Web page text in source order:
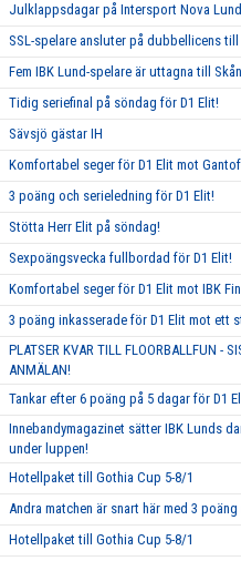
Julklappsdagar på Intersport Nova
SSL-spelare ansluter på dubbellicens till
Fem IBK Lund-spelare är uttagna till
Tidig seriefinal på söndag för D1 Elit!
Sävsjö gästar IH
Komfortabel seger för D1 Elit mot
3 poäng och serieledning för D1 Elit!
Stötta Herr Elit på söndag!
Sexpoängsvecka fullbordad för D1 Elit!
Komfortabel seger för D1 Elit mot IBK
3 poäng inkasserade för D1 Elit mot ett
PLATSER KVAR TILL FLOORBALLFUN -
ANMÄLAN!
Tankar efter 6 poäng på 5 dagar för D1
Innebandymagazinet sätter IBK Lunds
under luppen!
Hotellpaket till Gothia Cup 5-8/1
Andra matchen är snart här med 3
Hotellpaket till Gothia Cup 5-8/1